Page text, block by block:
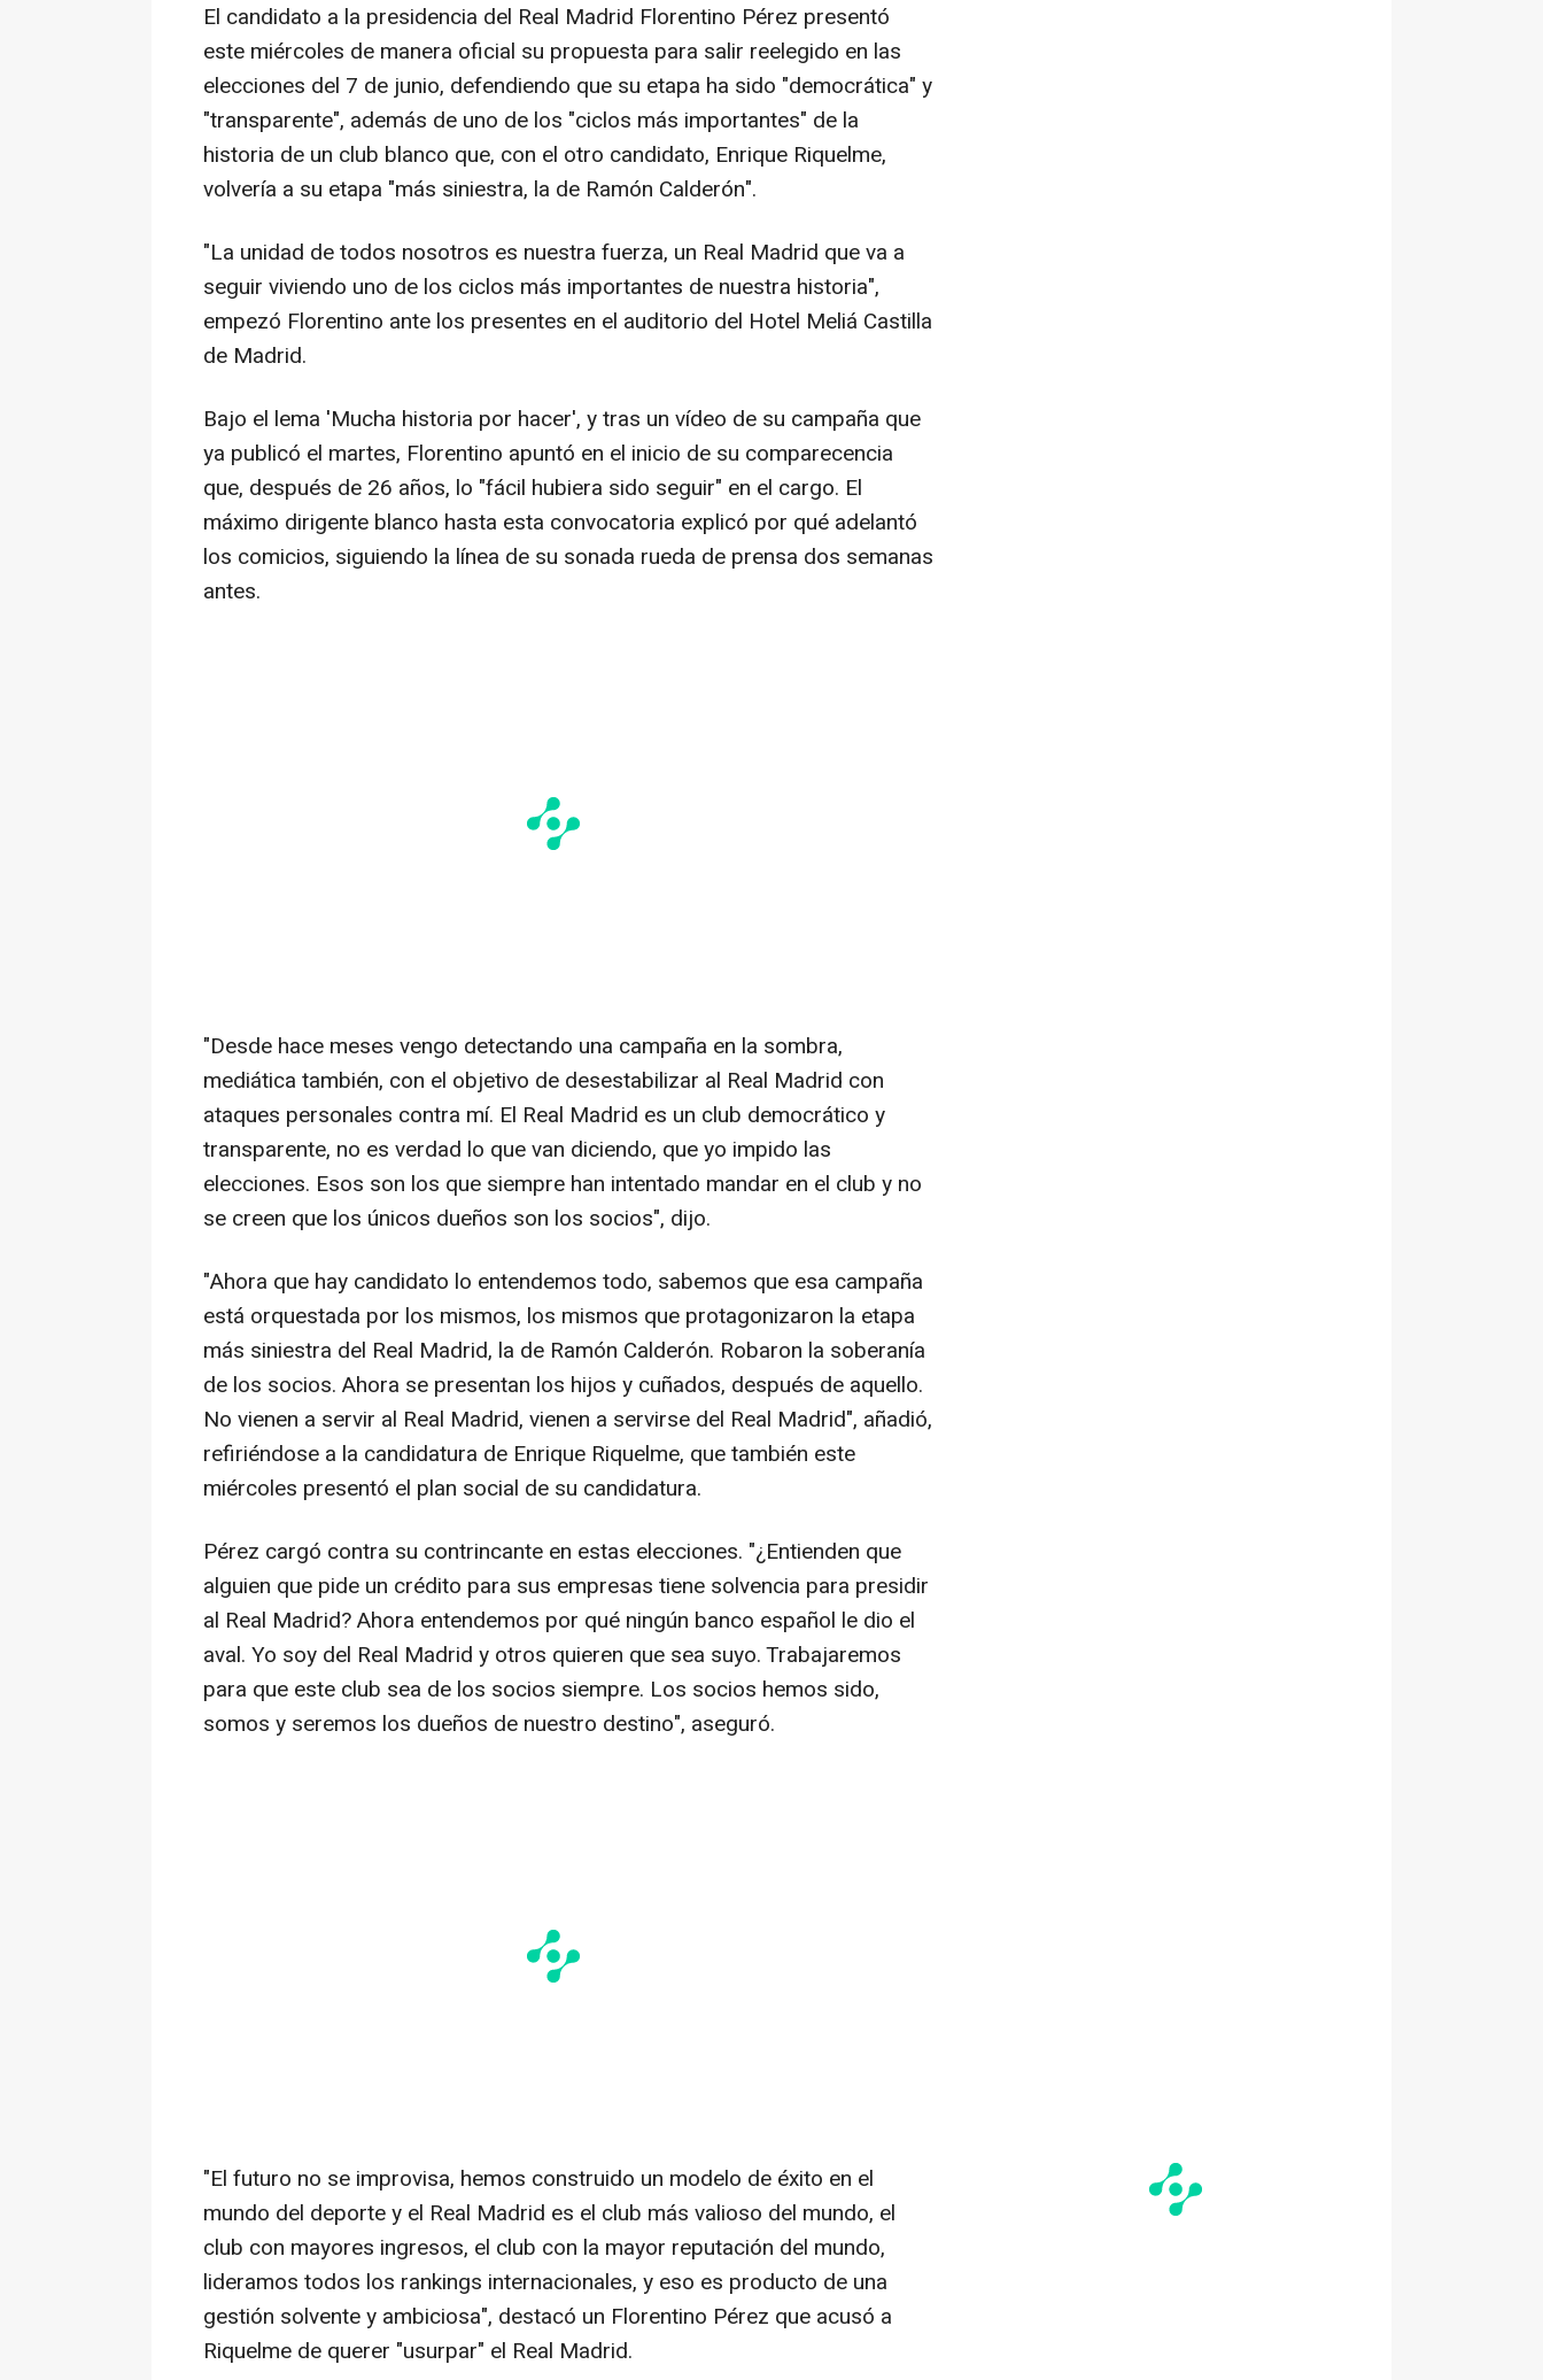
El candidato a la presidencia del Real Madrid Florentino Pérez presentó
este miércoles de manera oficial su propuesta para salir reelegido en las
elecciones del 7 de junio, defendiendo que su etapa ha sido "democrática" y
"transparente", además de uno de los "ciclos más importantes" de la
historia de un club blanco que, con el otro candidato, Enrique Riquelme,
volvería a su etapa "más siniestra, la de Ramón Calderón".
"La unidad de todos nosotros es nuestra fuerza, un Real Madrid que va a
seguir viviendo uno de los ciclos más importantes de nuestra historia",
empezó Florentino ante los presentes en el auditorio del Hotel Meliá Castilla
de Madrid.
Bajo el lema 'Mucha historia por hacer', y tras un vídeo de su campaña que
ya publicó el martes, Florentino apuntó en el inicio de su comparecencia
que, después de 26 años, lo "fácil hubiera sido seguir" en el cargo. El
máximo dirigente blanco hasta esta convocatoria explicó por qué adelantó
los comicios, siguiendo la línea de su sonada rueda de prensa dos semanas
antes.
"Desde hace meses vengo detectando una campaña en la sombra,
mediática también, con el objetivo de desestabilizar al Real Madrid con
ataques personales contra mí. El Real Madrid es un club democrático y
transparente, no es verdad lo que van diciendo, que yo impido las
elecciones. Esos son los que siempre han intentado mandar en el club y no
se creen que los únicos dueños son los socios", dijo.
"Ahora que hay candidato lo entendemos todo, sabemos que esa campaña
está orquestada por los mismos, los mismos que protagonizaron la etapa
más siniestra del Real Madrid, la de Ramón Calderón. Robaron la soberanía
de los socios. Ahora se presentan los hijos y cuñados, después de aquello.
No vienen a servir al Real Madrid, vienen a servirse del Real Madrid", añadió,
refiriéndose a la candidatura de Enrique Riquelme, que también este
miércoles presentó el plan social de su candidatura.
Pérez cargó contra su contrincante en estas elecciones. "¿Entienden que
alguien que pide un crédito para sus empresas tiene solvencia para presidir
al Real Madrid? Ahora entendemos por qué ningún banco español le dio el
aval. Yo soy del Real Madrid y otros quieren que sea suyo. Trabajaremos
para que este club sea de los socios siempre. Los socios hemos sido,
somos y seremos los dueños de nuestro destino", aseguró.
"El futuro no se improvisa, hemos construido un modelo de éxito en el
mundo del deporte y el Real Madrid es el club más valioso del mundo, el
club con mayores ingresos, el club con la mayor reputación del mundo,
lideramos todos los rankings internacionales, y eso es producto de una
gestión solvente y ambiciosa", destacó un Florentino Pérez que acusó a
Riquelme de querer "usurpar" el Real Madrid.